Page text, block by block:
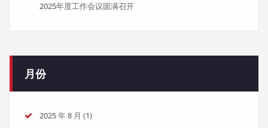
2025年度工作会议圆满召开
月份
2025 年 8 月 (1)